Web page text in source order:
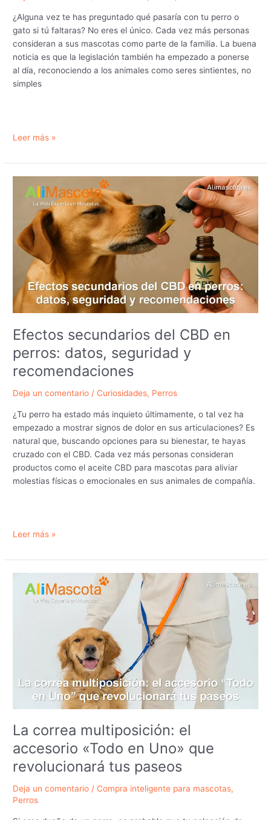
¿Alguna vez te has preguntado qué pasaría con tu perro o
gato si tú faltaras? No eres el único. Cada vez más personas
consideran a sus mascotas como parte de la familia. La buena
noticia es que la legislación también ha empezado a ponerse
al día, reconociendo a los animales como seres sintientes, no
simples
¿Puedes
a
tu
mascota
testamento?
Así
protege
ley
a
peludo
Leer más »
Efectos secundarios del CBD en
perros: datos, seguridad y
recomendaciones
Deja un comentario / Curiosidades, Perros
¿Tu perro ha estado más inquieto últimamente, o tal vez ha
empezado a mostrar signos de dolor en sus articulaciones? Es
natural que, buscando opciones para su bienestar, te hayas
cruzado con el CBD. Cada vez más personas consideran
productos como el aceite CBD para mascotas para aliviar
molestias físicas o emocionales en sus animales de compañía.
Efectos
del
CBD
perros:
recomendaciones
Leer más »
La correa multiposición: el
accesorio «Todo en Uno» que
revolucionará tus paseos
Deja un comentario / Compra inteligente para mascotas,
Perros